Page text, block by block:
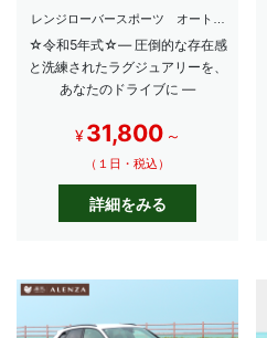
レンジローバースポーツ オートバ
☆令和5年式☆― 圧倒的な存在感
と洗練されたラグジュアリーを、
あなたのドライブに ―
¥ 31,800 ～
（１日・税込）
詳細をみる